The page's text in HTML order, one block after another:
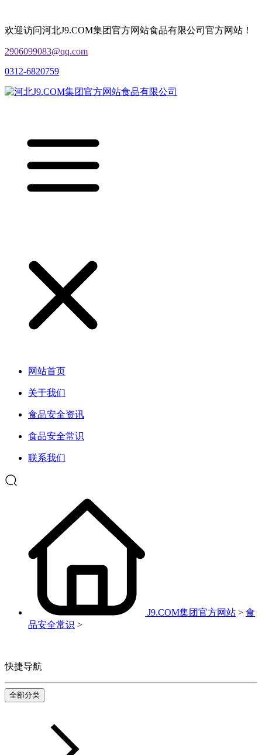
欢迎访问河北J9.COM集团官方网站食品有限公司官方网站！
2906099083@qq.com
0312-6820759
网站首页
关于我们
食品安全资讯
食品安全常识
联系我们
J9.COM集团官方网站 > 食
品安全常识 >
快捷导航
全部分类